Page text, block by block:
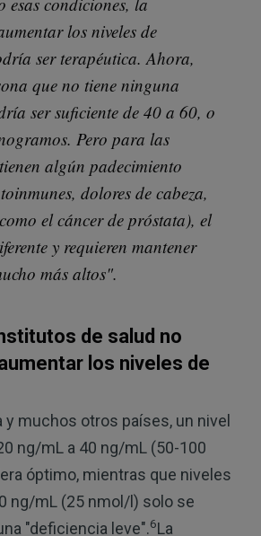
los niveles de
ser terapéutica. Ahora,
que no tiene ninguna
ser suficiente de 40 a 60, o
Pero para las
algún padecimiento
dolores de cabeza,
el cáncer de próstata), el
y requieren mantener
más altos".
de salud no
los niveles de
y muchos otros países, un nivel
ng/mL a 40 ng/mL (50-100
óptimo, mientras que niveles
ng/mL (25 nmol/l) solo se
"deficiencia leve".6La